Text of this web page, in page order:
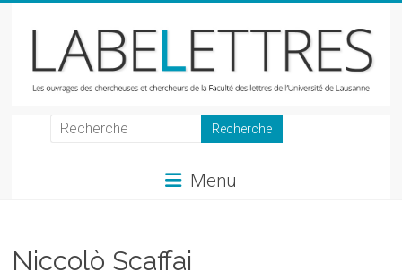
LabeLettres
et
chercheurs
Menu
Niccolò Scaffai